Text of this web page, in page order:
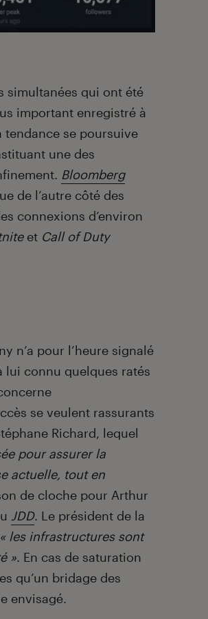
simultanées qui ont été
important enregistré à
tendance se poursuive
une des
Bloomberg
de l’autre côté des
connexions d’environ
et Call of Duty
n’a pour l’heure signalé
lui connu quelques ratés
se veulent rassurants
Richard, lequel
pour assurer la
actuelle, tout en
de cloche pour Arthur
JDD. Le président de la
« les infrastructures sont
». En cas de saturation
qu’un bridage des
envisagé.